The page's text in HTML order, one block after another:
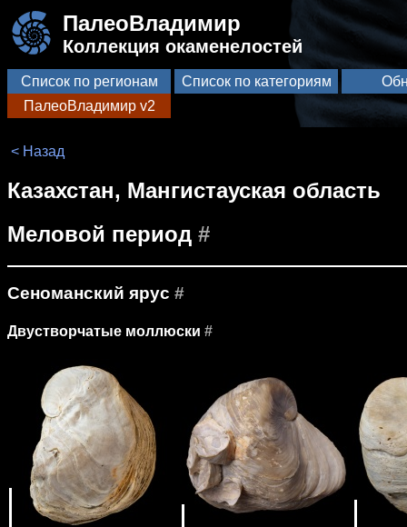
ПалеоВладимир
Коллекция окаменелостей
Список по регионам Список по категориям
ПалеоВладимир v2
< Назад
Казахстан, Мангистауская область
Меловой период #
Сеноманский ярус #
Двустворчатые моллюски #